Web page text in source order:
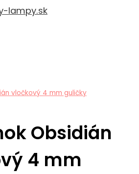
lampy.sk
Obsidián
4 mm